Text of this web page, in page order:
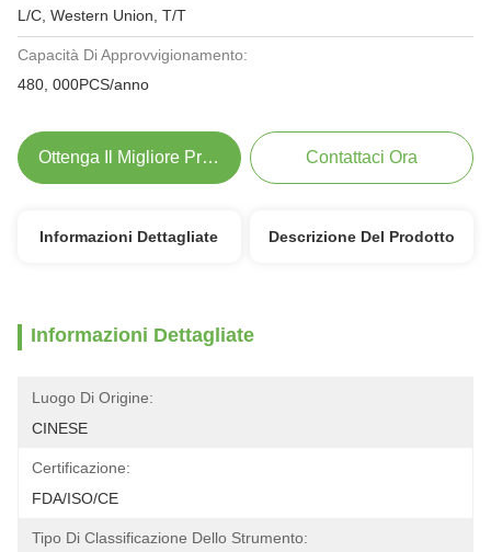
L/C, Western Union, T/T
Capacità Di Approvvigionamento:
480, 000PCS/anno
Ottenga Il Migliore Prezzo Contattaci Ora
Informazioni Dettagliate Descrizione Del Prodotto
Informazioni Dettagliate
Luogo Di Origine:
CINESE
Certificazione:
FDA/ISO/CE
Tipo Di Classificazione Dello Strumento: